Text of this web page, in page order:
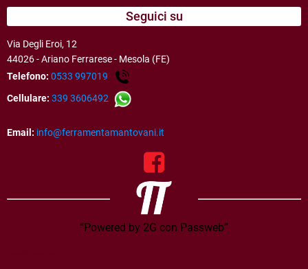
Seguici su
Via Degli Eroi, 12
44026 - Ariano Ferrarese - Mesola (FE)
Telefono: 0533 997019
Cellulare: 339 3606492
Email: info@ferramentamantovani.it
“Powered by 2G con Passweb”